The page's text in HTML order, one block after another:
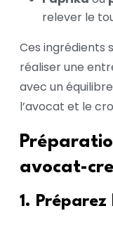
relever le
Ces ingrédients
réaliser une
avec un
l’avocat et le
avocat-
1. Préparez